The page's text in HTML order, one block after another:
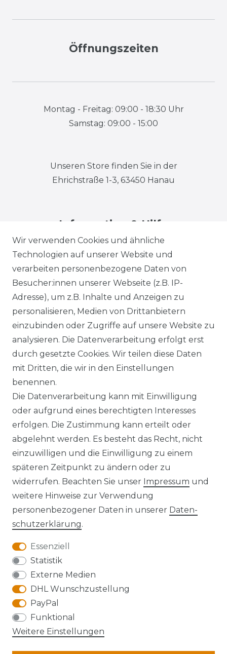
Wir verwenden Cookies und ähnliche
Technologien auf unserer Website und
verarbeiten personenbezogene Daten von
Besucher:innen unserer Webseite (z.B. IP-
Adresse), um z.B. Inhalte und Anzeigen zu
personalisieren, Medien von Drittanbietern
einzubinden oder Zugriffe auf unsere Website zu
analysieren. Die Datenverarbeitung erfolgt erst
durch gesetzte Cookies. Wir teilen diese Daten
mit Dritten, die wir in den Einstellungen
benennen.
Die Datenverarbeitung kann mit Einwilligung
oder aufgrund eines berechtigten Interesses
erfolgen. Die Zustimmung kann erteilt oder
abgelehnt werden. Es besteht das Recht, nicht
einzuwilligen und die Einwilligung zu einem
späteren Zeitpunkt zu ändern oder zu
widerrufen. Beachten Sie unser Impressum und
weitere Hinweise zur Verwendung
personenbezogener Daten in unserer Daten­
schutz­erklärung.
Essenziell
Statistik
Externe Medien
DHL Wunschzustellung
PayPal
Funktional
Weitere Einstellungen
Öffnungszeiten
Montag - Freitag: 09:00 - 18:30 Uhr
Samstag: 09:00 - 15:00
Unseren Store finden Sie in der
Ehrichstraße 1-3, 63450 Hanau
Information & Hilfe
Impressum Daten­schutz­erklärung
AGB Barrierefreiheitserklärung
Widerrufs­recht
VERTRAG WIDERRUFEN Kontakt
Die Karte kann aufgrund ihrer
Datenschutzeinstellungen nicht angezeigt
werden. Bitte akzeptieren Sie die Verwendung
von Google Maps, um die Karte zu verwenden.